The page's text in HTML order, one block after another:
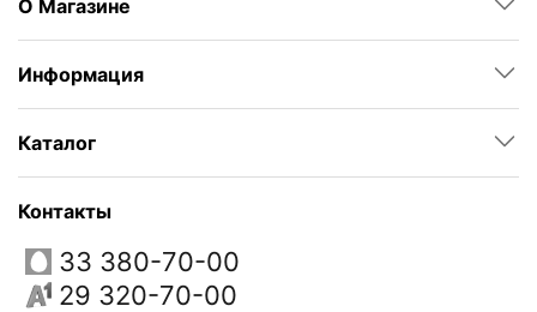
О Магазине
Информация
Каталог
Контакты
33 380-70-00
29 320-70-00